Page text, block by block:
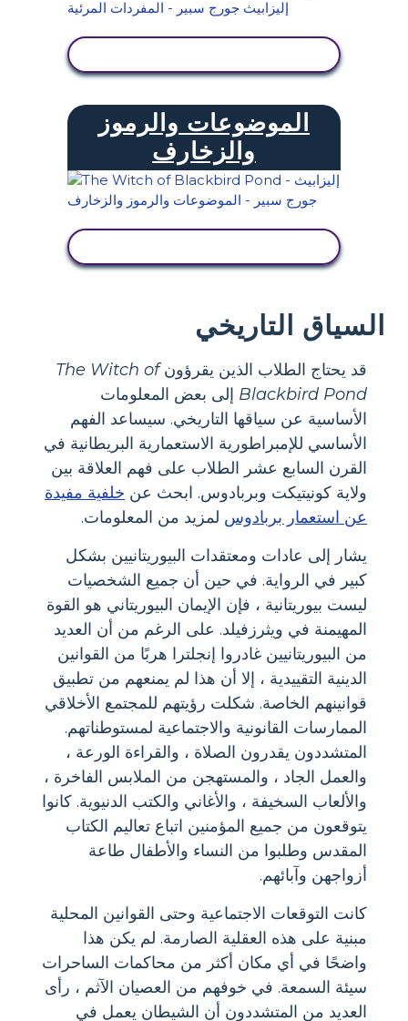
الموضوعات والرموز
والزخارف
السياق التاريخي
قد يحتاج الطلاب الذين يقرؤونThe Witch of
Blackbird Pond إلى بعض المعلومات
الأساسية عن سياقها التاريخي. سيساعد الفهم
الأساسي للإمبراطورية الاستعمارية البريطانية في
القرن السابع عشر الطلاب على فهم العلاقة بين
ولاية كونيتيكت وبربادوس. ابحث عن خلفية مفيدة
عن استعمار بربادوس لمزيد من المعلومات.
يشار إلى عادات ومعتقدات البيوريتانيين بشكل
كبير في الرواية. في حين أن جميع الشخصيات
ليست بيوريتانية ، فإن الإيمان البيوريتاني هو القوة
المهيمنة في ويثرزفيلد. على الرغم من أن العديد
من البيوريتانيين غادروا إنجلترا هربًا من القوانين
الدينية التقييدية ، إلا أن هذا لم يمنعهم من تطبيق
قوانينهم الخاصة. شكلت رؤيتهم للمجتمع الأخلاقي
الممارسات القانونية والاجتماعية لمستوطناتهم.
المتشددون يقدرون الصلاة ، والقراءة الورعة ،
والعمل الجاد ، والمستهجن من الملابس الفاخرة ،
والألعاب السخيفة ، والأغاني والكتب الدنيوية. كانوا
يتوقعون من جميع المؤمنين اتباع تعاليم الكتاب
المقدس وطلبوا من النساء والأطفال طاعة
أزواجهن وآبائهم.
كانت التوقعات الاجتماعية وحتى القوانين المحلية
مبنية على هذه العقلية الصارمة. لم يكن هذا
واضحًا في أي مكان أكثر من محاكمات الساحرات
سيئة السمعة. في خوفهم من العصيان الآثم ، رأى
العديد من المتشددون أن الشيطان يعمل في